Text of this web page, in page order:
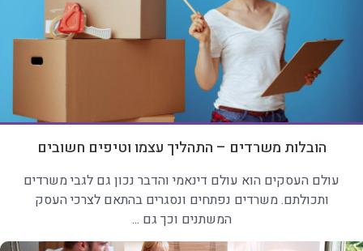
הובלות משרדים – התהליך עצמו וטיפים חשובים
עולם העסקים הוא עולם דינאמי והדבר נכון גם לגבי משרדים
ותכולתם. משרדים נפתחים ונסגרים בהתאם לצרכי העסק
המשתנים וכך גם ...